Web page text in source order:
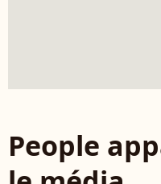
People